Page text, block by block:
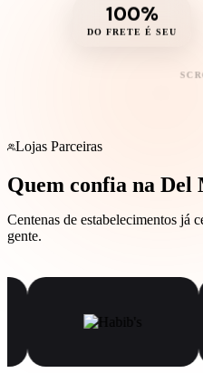
100%
DO FRETE É SEU
Lojas Parceiras
Quem confia na Del
Centenas de estabelecimentos já
gente.